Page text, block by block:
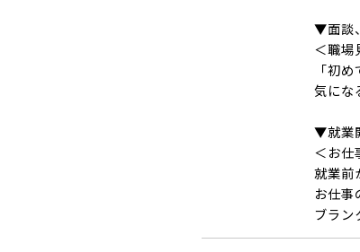
▼面談
＜職場
「初
気にな
▼就業
＜お仕
就業前
お仕事
ブラン